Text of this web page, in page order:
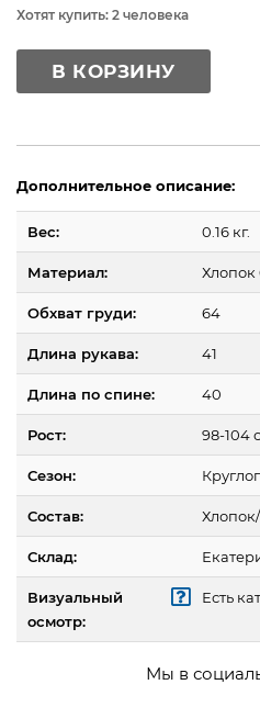
Хотят купить: 2 человека
В КОРЗИНУ
Дополнительное описание:
Вес: 0.16 кг.
Материал: Хлопок
Обхват груди: 64
Длина рукава: 41
Длина по спине: 40
Рост: 98-104
Сезон:
Состав:
Склад:
Визуальный
осмотр:
Есть
Мы в